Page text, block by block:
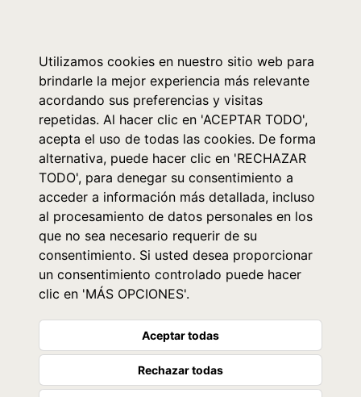
Utilizamos cookies en nuestro sitio web para
brindarle la mejor experiencia más relevante
acordando sus preferencias y visitas
repetidas. Al hacer clic en 'ACEPTAR TODO',
acepta el uso de todas las cookies. De forma
alternativa, puede hacer clic en 'RECHAZAR
TODO', para denegar su consentimiento a
acceder a información más detallada, incluso
al procesamiento de datos personales en los
que no sea necesario requerir de su
consentimiento. Si usted desea proporcionar
un consentimiento controlado puede hacer
clic en 'MÁS OPCIONES'.
Aceptar todas
Rechazar todas